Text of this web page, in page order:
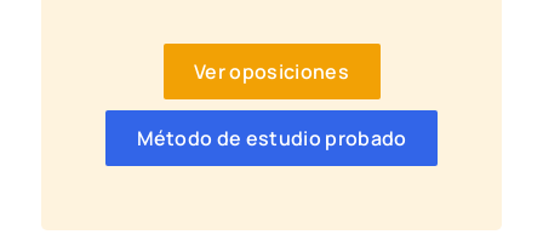
Ver oposiciones
Método de estudio probado